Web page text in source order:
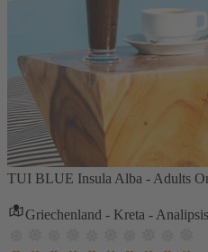
TUI BLUE Insula Alba - Adults
Griechenland - Kreta - Analipsis